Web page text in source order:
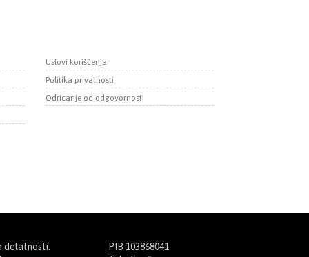
Uslovi korišćenja
Politika privatnosti
Odricanje od odgovornosti
delatnosti:
PIB 103868041